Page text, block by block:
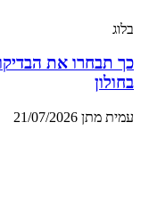
בלוג
כך תבחרו את
בחולון
עמית מתן 21/07/2026